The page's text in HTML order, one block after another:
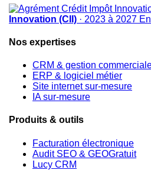
Innovation (CII) · 2023 à 2027
Nos expertises
CRM & gestion
ERP & logiciel métier
Site internet sur-mesure
IA sur-mesure
Produits & outils
Facturation électronique
Audit SEO & GEOGratuit
Lucy CRM